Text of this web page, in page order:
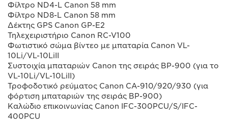
Φίλτρο ND4-L Canon 58 mm
Φίλτρο ND8-L Canon 58 mm
Δέκτης GPS Canon GP-E2
Τηλεχειριστήριο Canon RC-V100
Φωτιστικό σώμα βίντεο με μπαταρία Canon VL-
10Li/VL-10LiII
Συστοιχία μπαταριών Canon της σειράς BP-900 (για το
VL-10Li/VL-10LiII)
Τροφοδοτικό ρεύματος Canon CA-910/920/930 (για
φόρτιση μπαταριών της σειράς BP-900)
Καλώδιο επικοινωνίας Canon IFC-300PCU/S/IFC-
400PCU